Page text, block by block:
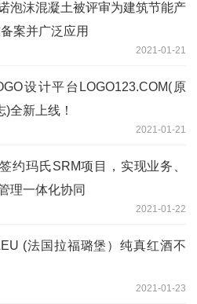
泡沫混凝土被评审为建筑节能产
案并广泛应用
2021-01-21
设计平台LOGO123.COM(原
)全新上线！
2021-01-21
约玛氏SRM项目，实现业务、
理一体化协同
2021-01-22
(法国拉福璐堡）纯真红酒不
2021-01-23